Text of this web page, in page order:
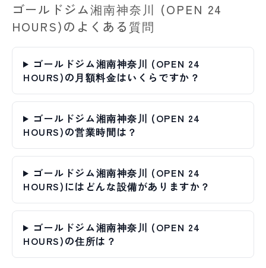
ゴールドジム湘南神奈川 (OPEN 24
HOURS)のよくある質問
ゴールドジム湘南神奈川 (OPEN 24
HOURS)の月額料金はいくらですか？
ゴールドジム湘南神奈川 (OPEN 24
HOURS)の営業時間は？
ゴールドジム湘南神奈川 (OPEN 24
HOURS)にはどんな設備がありますか？
ゴールドジム湘南神奈川 (OPEN 24
HOURS)の住所は？